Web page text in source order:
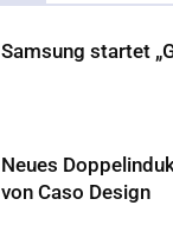
Samsung startet
Neues
von Caso Design